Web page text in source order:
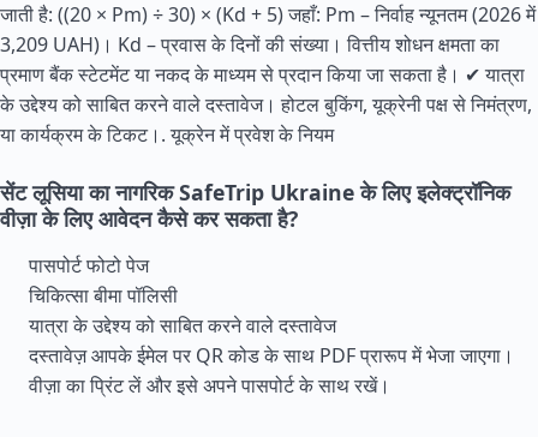
जाती है: ((20 × Pm) ÷ 30) × (Kd + 5) जहाँ: Pm – निर्वाह न्यूनतम (2026 में
3,209 UAH)। Kd – प्रवास के दिनों की संख्या। वित्तीय शोधन क्षमता का
प्रमाण बैंक स्टेटमेंट या नकद के माध्यम से प्रदान किया जा सकता है। ✔ यात्रा
के उद्देश्य को साबित करने वाले दस्तावेज। होटल बुकिंग, यूक्रेनी पक्ष से निमंत्रण,
या कार्यक्रम के टिकट।.यूक्रेन में प्रवेश के नियम
सेंट लूसिया का नागरिक SafeTrip Ukraine के लिए इलेक्ट्रॉनिक
वीज़ा के लिए आवेदन कैसे कर सकता है?
पासपोर्ट फोटो पेज
चिकित्सा बीमा पॉलिसी
यात्रा के उद्देश्य को साबित करने वाले दस्तावेज
दस्तावेज़ आपके ईमेल पर QR कोड के साथ PDF प्रारूप में भेजा जाएगा।
वीज़ा का प्रिंट लें और इसे अपने पासपोर्ट के साथ रखें।